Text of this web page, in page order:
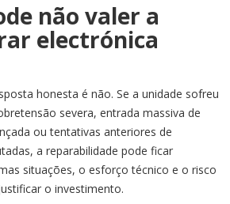
não valer a
electrónica
honesta é não. Se a unidade sofreu
severa, entrada massiva de
ou tentativas anteriores de
a reparabilidade pode ficar
situações, o esforço técnico e o risco
o investimento.